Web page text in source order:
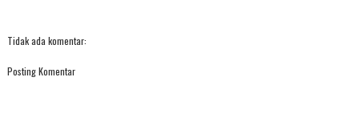
Tidak ada komentar:
Posting Komentar